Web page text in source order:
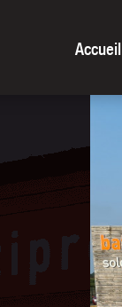
Accueil